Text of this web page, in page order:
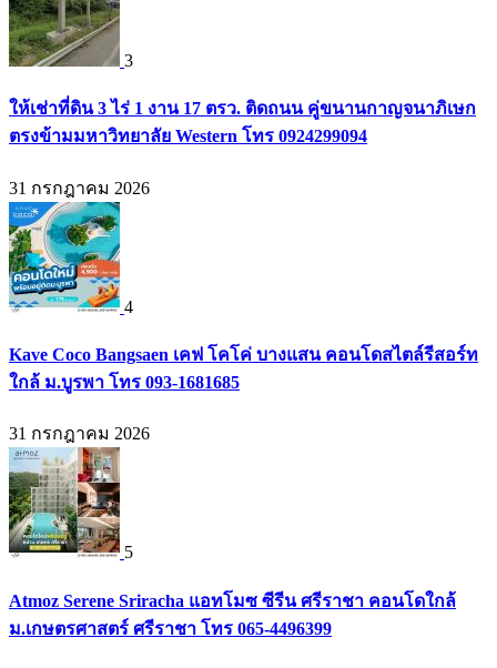
3
ให้เช่าที่ดิน 3 ไร่ 1 งาน 17 ตรว. ติดถนน คู่ขนานกาญจนาภิเษก
ตรงข้ามมหาวิทยาลัย Western โทร 0924299094
31 กรกฎาคม 2026
4
Kave Coco Bangsaen เคฟ โคโค่ บางแสน คอนโดสไตล์รีสอร์ท
ใกล้ ม.บูรพา โทร 093-1681685
31 กรกฎาคม 2026
5
Atmoz Serene Sriracha แอทโมซ ซีรีน ศรีราชา คอนโดใกล้
ม.เกษตรศาสตร์ ศรีราชา โทร 065-4496399